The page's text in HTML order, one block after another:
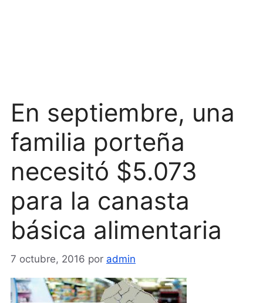
En septiembre, una
familia porteña
necesitó $5.073
para la canasta
básica alimentaria
7 octubre, 2016 por admin